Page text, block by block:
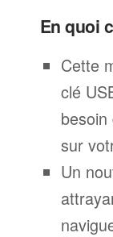
En quoi
Cette
clé
besoin
sur
Un